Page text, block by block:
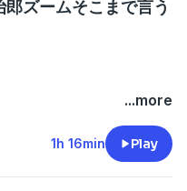
畔蒜泰助
ズームそこまで言う
を前にトランプ大統領
とは？』
央さん）
...more
1h 16min Play